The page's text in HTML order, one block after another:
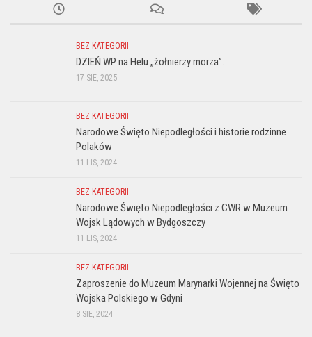
BEZ KATEGORII
DZIEŃ WP na Helu „żołnierzy morza”.
17 SIE, 2025
BEZ KATEGORII
Narodowe Święto Niepodległości i historie rodzinne
Polaków
11 LIS, 2024
BEZ KATEGORII
Narodowe Święto Niepodległości z CWR w Muzeum
Wojsk Lądowych w Bydgoszczy
11 LIS, 2024
BEZ KATEGORII
Zaproszenie do Muzeum Marynarki Wojennej na Święto
Wojska Polskiego w Gdyni
8 SIE, 2024